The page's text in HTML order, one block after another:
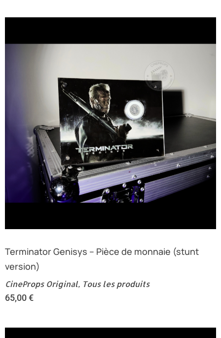
Terminator Genisys – Pièce de monnaie (stunt
version)
CineProps Original, Tous les produits
65,00€